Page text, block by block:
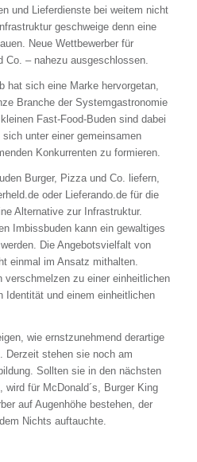
und Lieferdienste bei weitem nicht
geschweige denn eine
Neue Wettbewerber für
Co. – nahezu ausgeschlossen.
hat sich eine Marke hervorgetan,
Branche der Systemgastronomie
Fast-Food-Buden sind dabei
unter einer gemeinsamen
Konkurrenten zu formieren.
Burger, Pizza und Co. liefern,
oder Lieferando.de für die
Alternative zur Infrastruktur.
Imbissbuden kann ein gewaltiges
Die Angebotsvielfalt von
einmal im Ansatz mithalten.
verschmelzen zu einer einheitlichen
Identität und einem einheitlichen
wie ernstzunehmend derartige
Derzeit stehen sie noch am
Sollten sie in den nächsten
für McDonald´s, Burger King
auf Augenhöhe bestehen, der
Nichts auftauchte.